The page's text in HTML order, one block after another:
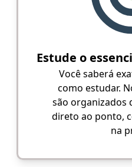
Estude o
Você saberá
como estudar.
são organizados
direto ao ponto,
na